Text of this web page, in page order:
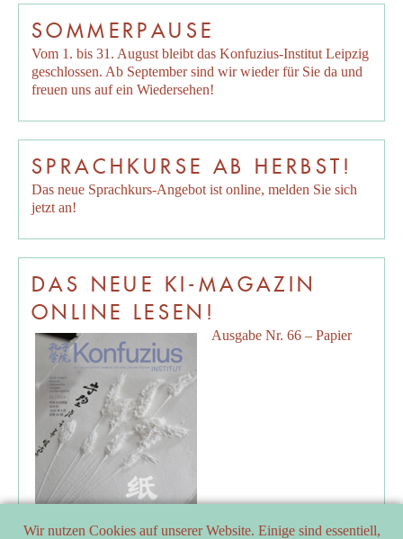
SOMMERPAUSE
Vom 1. bis 31. August bleibt das Konfuzius-Institut Leipzig
geschlossen. Ab September sind wir wieder für Sie da und
freuen uns auf ein Wiedersehen!
SPRACHKURSE AB HERBST!
Das neue Sprachkurs-Angebot ist online, melden Sie sich
jetzt an!
DAS NEUE KI-MAGAZIN
ONLINE LESEN!
Ausgabe Nr. 66 – Papier
Wir nutzen Cookies auf unserer Website. Einige sind essentiell,